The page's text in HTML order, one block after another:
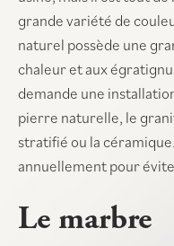
grande variété de
naturel possède une
chaleur et aux
demande une
pierre naturelle, le
stratifié ou la
annuellement pour
Le marbre